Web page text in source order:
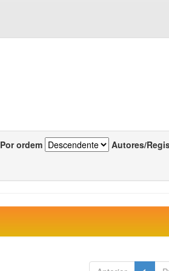
Por ordem Autores/